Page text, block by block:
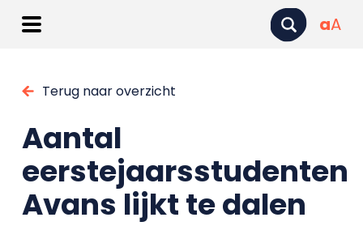
aA
Terug naar overzicht
Aantal
eerstejaarsstudenten
Avans lijkt te dalen